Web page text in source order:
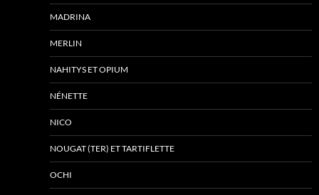
MADRINA
MERLIN
NAHITYS ET OPIUM
NÉNETTE
NICO
NOUGAT (TER) ET TARTIFLETTE
OCHI